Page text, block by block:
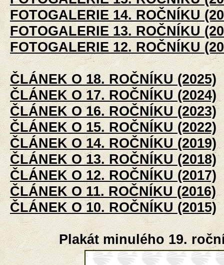
FOTOGALERIE 14. ROČNÍKU
FOTOGALERIE 13. ROČNÍKU
FOTOGALERIE 12. ROČNÍKU
ČLÁNEK O 18. ROČNÍKU (2025)
ČLÁNEK O 17. ROČNÍKU (2024)
ČLÁNEK O 16. ROČNÍKU (2023)
ČLÁNEK O 15. ROČNÍKU (2022)
ČLÁNEK O 14. ROČNÍKU (2019)
ČLÁNEK O 13. ROČNÍKU (2018)
ČLÁNEK O 12. ROČNÍKU (2017)
ČLÁNEK O 11. ROČNÍKU (2016)
ČLÁNEK O 10. ROČNÍKU (2015)
Plakát minulého 19.